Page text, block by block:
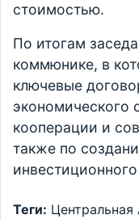
стоимостью.
По итогам
коммюнике, в
ключевые
экономического
кооперации и
также по
Теги: Центральная